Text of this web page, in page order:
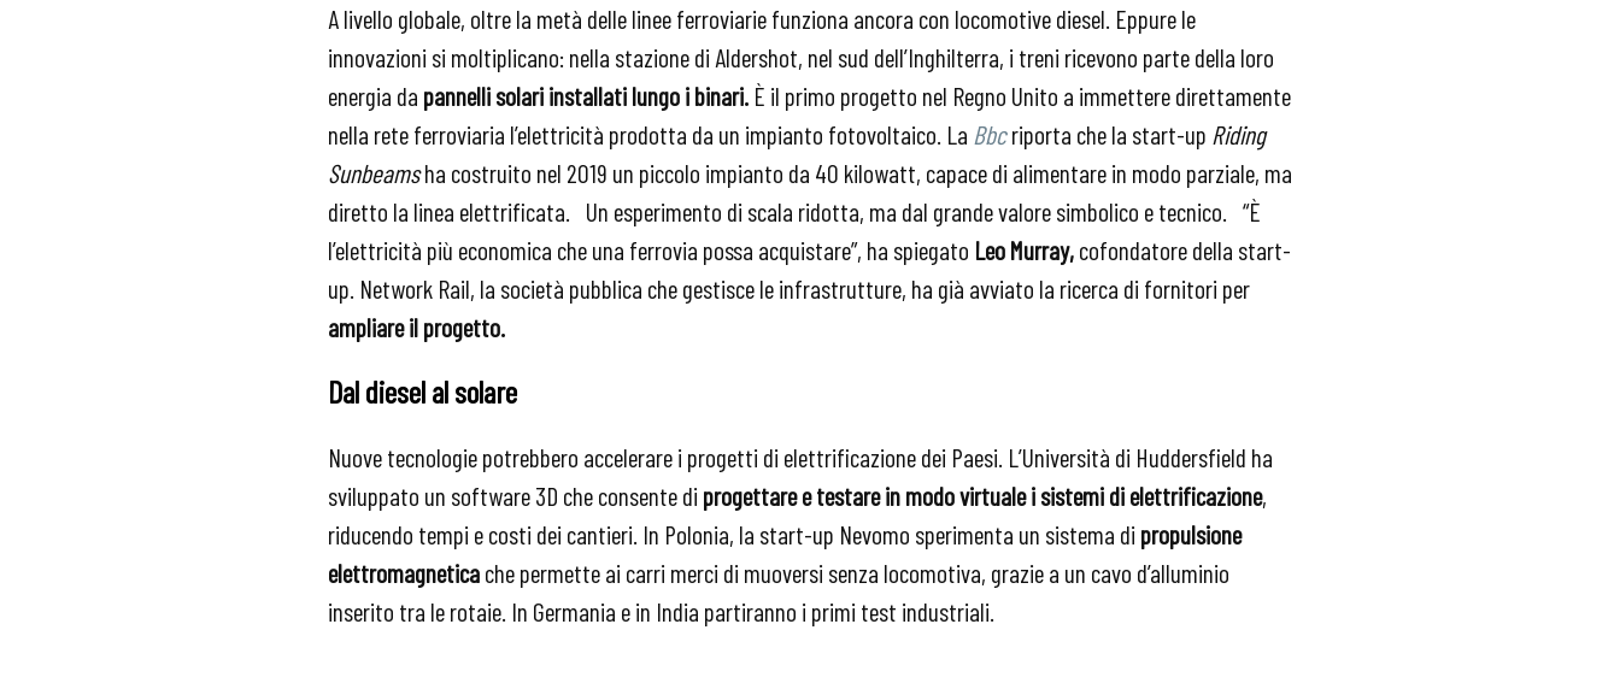
A livello globale, oltre la metà delle linee ferroviarie funziona ancora con locomotive diesel. Eppure le
innovazioni si moltiplicano: nella stazione di Aldershot, nel sud dell’Inghilterra, i treni ricevono parte della loro
energia da pannelli solari installati lungo i binari. È il primo progetto nel Regno Unito a immettere direttamente
nella rete ferroviaria l’elettricità prodotta da un impianto fotovoltaico. La Bbcriporta che la start-up Riding
Sunbeamsha costruito nel 2019 un piccolo impianto da 40 kilowatt, capace di alimentare in modo parziale, ma
diretto la linea elettrificata. Un esperimento di scala ridotta, ma dal grande valore simbolico e tecnico. “È
l’elettricità più economica che una ferrovia possa acquistare”, ha spiegato Leo Murray,cofondatoredella start-
up. Network Rail, la società pubblica che gestisce le infrastrutture, ha già avviato la ricerca di fornitori per
ampliare il progetto.
Dal diesel al solare
Nuove tecnologie potrebbero accelerare i progetti di elettrificazione dei Paesi. L’Università di Huddersfield ha
sviluppato un software 3D che consente di progettare e testare in modo virtuale i sistemi di elettrificazione,
riducendo tempi e costi dei cantieri. In Polonia, la start-up Nevomo sperimenta un sistema di propulsione
elettromagneticache permette ai carri merci di muoversi senza locomotiva, grazie a un cavo d’alluminio
inserito tra le rotaie. In Germania e in India partiranno i primi test industriali.